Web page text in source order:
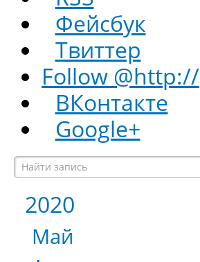
Фейсбук
Твиттер
Follow @http://
ВКонтакте
Google+
2020
Май